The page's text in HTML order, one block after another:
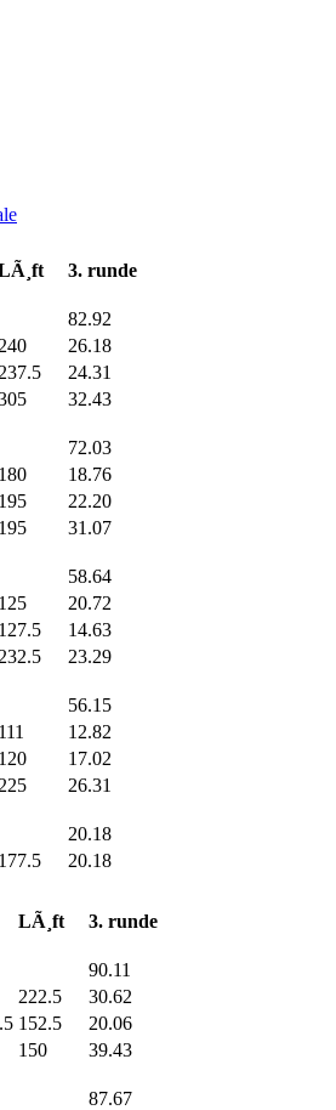
3. runde
82.92
240
26.18
237.5
24.31
32.43
72.03
180
18.76
195
22.20
195 31.07
58.64
125
20.72
127.5
14.63
232.5 23.29
56.15
111
12.82
120
17.02
225 26.31
20.18
177.5
20.18
LÃ¸ft 3. runde
90.11
222.5
30.62
152.5
20.06
150 39.43
87.67